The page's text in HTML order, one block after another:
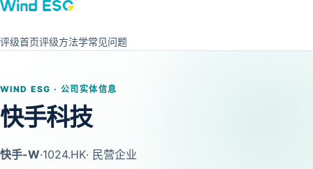
评级首页评级方法学常见问题
WIND ESG · 公司实体信息
快手科技
快手-W·1024.HK· 民营企业